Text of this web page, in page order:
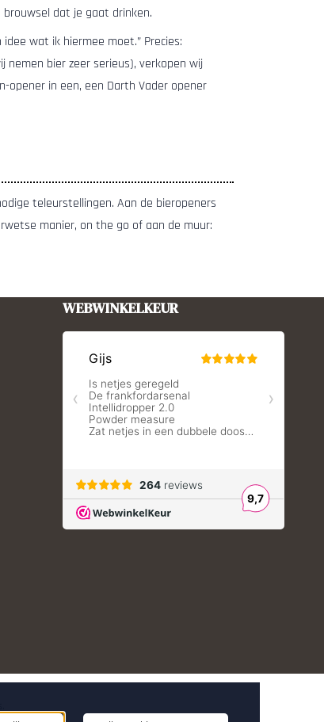
dat je gaat drinken.
wat ik hiermee moet.” Precies:
bier zeer serieus), verkopen wij
in een, een Darth Vader opener
teleurstellingen. Aan de bieropeners
manier, on the go of aan de muur:
WEBWINKELKEUR